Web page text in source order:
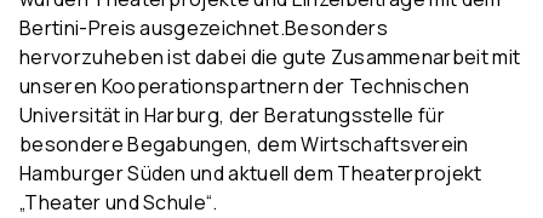
Bertini-Preis ausgezeichnet.Besonders
hervorzuheben ist dabei die gute Zusammenarbeit mit
unseren Kooperationspartnern der Technischen
Universität in Harburg, der Beratungsstelle für
besondere Begabungen, dem Wirtschaftsverein
Hamburger Süden und aktuell dem Theaterprojekt
„Theater und Schule“.